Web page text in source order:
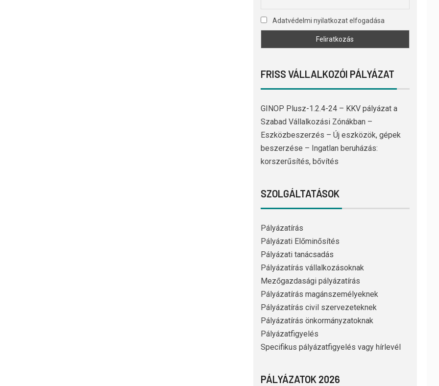
Adatvédelmi nyilatkozat elfogadása
FRISS VÁLLALKOZÓI PÁLYÁZAT
GINOP Plusz-1.2.4-24 – KKV pályázat a
Szabad Vállalkozási Zónákban –
Eszközbeszerzés – Új eszközök, gépek
beszerzése – Ingatlan beruházás:
korszerűsítés, bővítés
SZOLGÁLTATÁSOK
Pályázatírás
Pályázati Előminősítés
Pályázati tanácsadás
Pályázatírás vállalkozásoknak
Mezőgazdasági pályázatírás
Pályázatírás magánszemélyeknek
Pályázatírás civil szervezeteknek
Pályázatírás önkormányzatoknak
Pályázatfigyelés
Specifikus pályázatfigyelés vagy hírlevél
PÁLYÁZATOK 2026